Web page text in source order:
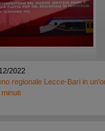
2022
regionale Lecce-Bari in